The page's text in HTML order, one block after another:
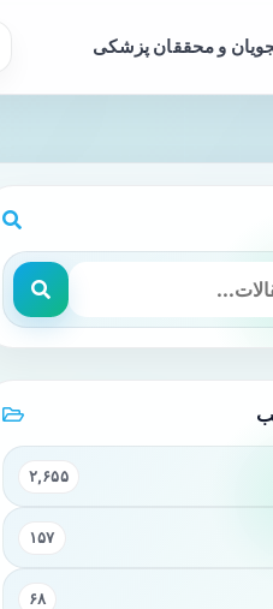
و محققان پزشکی
۲,۶۵۵
۱۵۷
۶۸